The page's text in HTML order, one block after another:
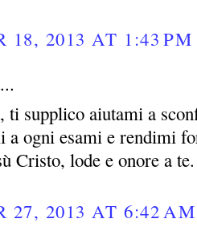
18, 2013 AT 1:43 PM
ti supplico aiutami a
a ogni esami e rendimi
Cristo, lode e onore a te.
27, 2013 AT 6:42 AM